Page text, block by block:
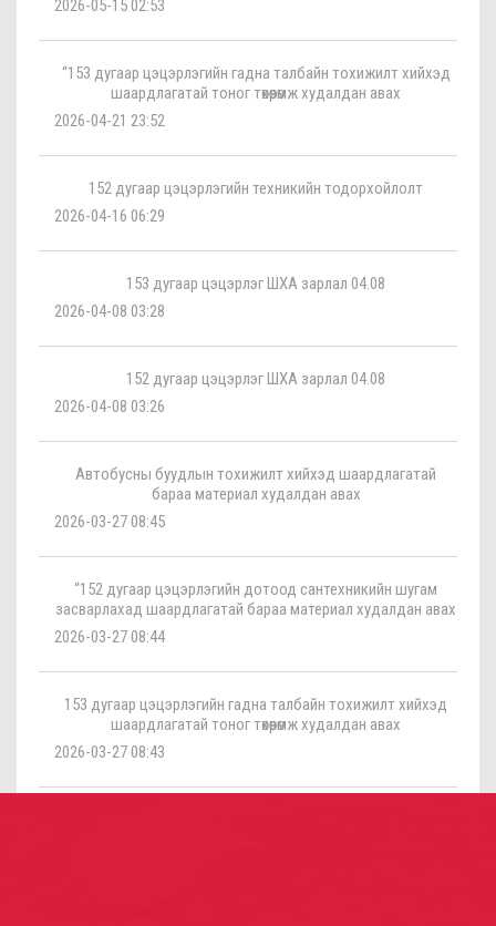
2026-05-15 02:53
“153 дугаар цэцэрлэгийн гадна талбайн тохижилт хийхэд
шаардлагатай тоног төхөөрөмж худалдан авах
2026-04-21 23:52
152 дугаар цэцэрлэгийн техникийн тодорхойлолт
2026-04-16 06:29
153 дугаар цэцэрлэг ШХА зарлал 04.08
2026-04-08 03:28
152 дугаар цэцэрлэг ШХА зарлал 04.08
2026-04-08 03:26
Автобусны буудлын тохижилт хийхэд шаардлагатай
бараа материал худалдан авах
2026-03-27 08:45
“152 дугаар цэцэрлэгийн дотоод сантехникийн шугам
засварлахад шаардлагатай бараа материал худалдан авах
2026-03-27 08:44
153 дугаар цэцэрлэгийн гадна талбайн тохижилт хийхэд
шаардлагатай тоног төхөөрөмж худалдан авах
2026-03-27 08:43